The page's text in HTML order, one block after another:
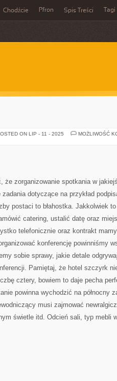
Chodźcie Pfron Spis Treści Tagi
ON LIP - 11 - 2025
MOŻLIWOŚĆ
że zorganizowanie spotkania w
dotyczące na przykład
postaci to błahostka. Jakkolwiek
catering, ustalić datę oraz
telefonicznie oraz kontrakt
konferencję powinniśmy
sobie sprawy, jakie detale
Pamiętaj, że hotel szczyrk
cztery, bowiem to daje pecha
powinna wychodzić na północny
musi zajmować
świetle itd. Odcień sali, typ mebli